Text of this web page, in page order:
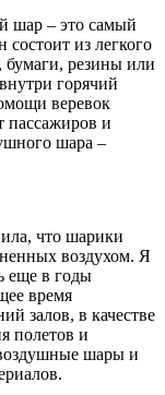
шар – это самый
из легкого
бумаги, резины или
горячий
веревок
пассажиров и
шара –
что шарики
воздухом. Я
еще в годы
время
залов, в качестве
полетов и
шары и